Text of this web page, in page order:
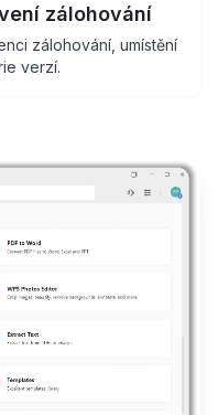
zálohování
zálohování, umístění
verzí.